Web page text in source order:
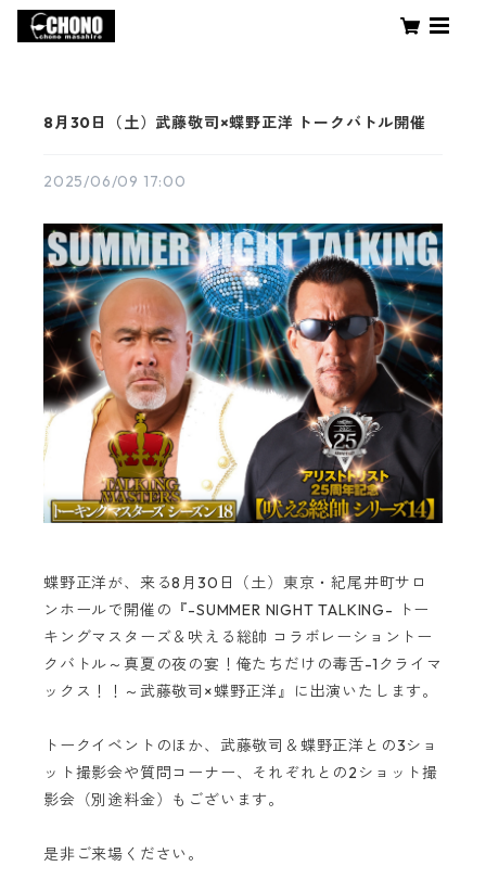
8月30日（土）武藤敬司×蝶野正洋 トークバトル開催
2025/06/09 17:00
蝶野正洋が、来る8月30日（土）東京・紀尾井町サロ
ンホールで開催の『-SUMMER NIGHT TALKING- トー
キングマスターズ＆吠える総帥 コラボレーショントー
クバトル～真夏の夜の宴！俺たちだけの毒舌-1クライマ
ックス！！～武藤敬司×蝶野正洋』に出演いたします。
トークイベントのほか、武藤敬司＆蝶野正洋との3ショ
ット撮影会や質問コーナー、それぞれとの2ショット撮
影会（別途料金）もございます。
是非ご来場ください。